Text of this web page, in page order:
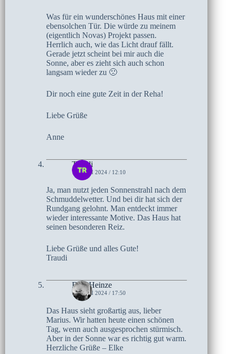
Was für ein wunderschönes Haus mit einer
ebensolchen Tür. Die würde zu meinem
(eigentlich Novas) Projekt passen.
Herrlich auch, wie das Licht drauf fällt.
Gerade jetzt scheint bei mir auch die
Sonne, aber es zieht sich auch schon
langsam wieder zu 🙁
Dir noch eine gute Zeit in der Reha!
Liebe Grüße
Anne
Traudi
16. JUNI 2024 / 12:10
Ja, man nutzt jeden Sonnenstrahl nach dem
Schmuddelwetter. Und bei dir hat sich der
Rundgang gelohnt. Man entdeckt immer
wieder interessante Motive. Das Haus hat
seinen besonderen Reiz.
Liebe Grüße und alles Gute!
Traudi
Elke Heinze
15. JUNI 2024 / 17:50
Das Haus sieht großartig aus, lieber
Marius. Wir hatten heute einen schönen
Tag, wenn auch ausgesprochen stürmisch.
Aber in der Sonne war es richtig gut warm.
Herzliche Grüße – Elke